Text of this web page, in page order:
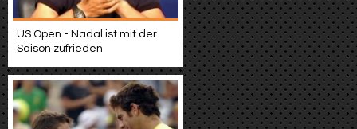
US Open - Nadal ist mit der
Saison zufrieden